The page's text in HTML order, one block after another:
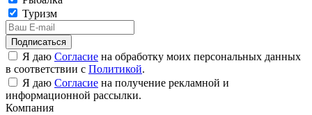
Туризм
Подписаться
Я даю Согласие на обработку моих персональных данных
в соответствии с Политикой.
Я даю Согласие на получение рекламной и
информационной рассылки.
Компания